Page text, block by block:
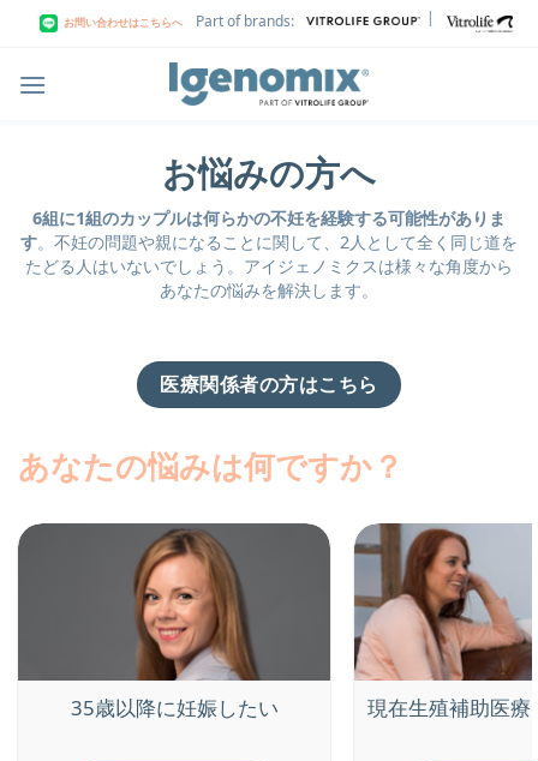
お問い合わせはこちらへ Part of brands: |
お悩みの方へ
6組に1組のカップルは何らかの不妊を経験する可能性がありま
す。不妊の問題や親になることに関して、2人として全く同じ道を
たどる人はいないでしょう。アイジェノミクスは様々な角度から
あなたの悩みを解決します。
医療関係者の方はこちら
あなたの悩みは何ですか？
35歳以降に妊娠したい 現在生殖補助医